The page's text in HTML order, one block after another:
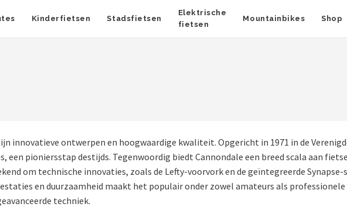
Kinderfietsen Stadsfietsen
Elektrische
fietsen
Mountainbikes Shop
innovatieve ontwerpen en hoogwaardige kwaliteit. Opgericht in 1971 in de
pioniersstap destijds. Tegenwoordig biedt Cannondale een breed scala aan
om technische innovaties, zoals de Lefty-voorvork en de geïntegreerde
en duurzaamheid maakt het populair onder zowel amateurs als
techniek.